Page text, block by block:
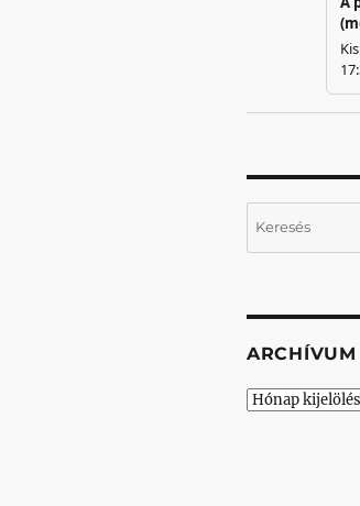
ARCHÍVUM
Archívum